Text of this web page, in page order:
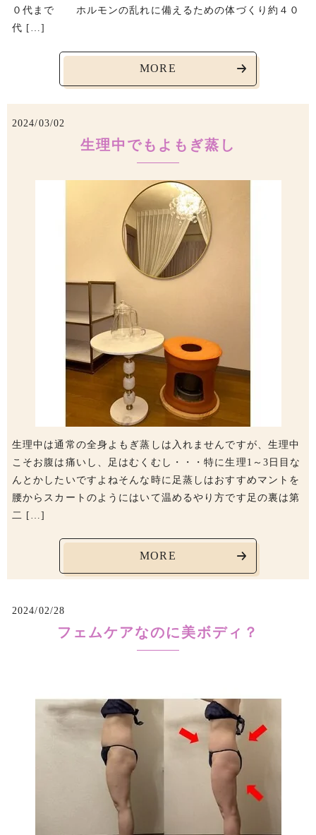
０代まで ホルモンの乱れに備えるための体づくり約４０
代 […]
MORE
2024/03/02
生理中でもよもぎ蒸し
生理中は通常の全身よもぎ蒸しは入れませんですが、生理中
こそお腹は痛いし、足はむくむし・・・特に生理1～3日目な
んとかしたいですよねそんな時に足蒸しはおすすめマントを
腰からスカートのようにはいて温めるやり方です足の裏は第
二 […]
MORE
2024/02/28
フェムケアなのに美ボディ？